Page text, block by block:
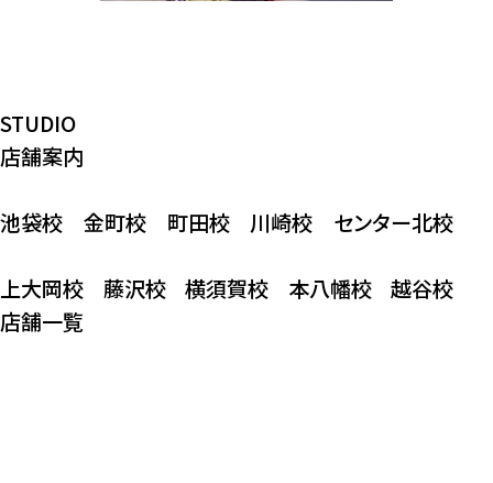
STUDIO
店舗案内
池袋校 金町校 町田校 川崎校 センター北校
上大岡校 藤沢校 横須賀校 本八幡校
越谷校
店舗一覧